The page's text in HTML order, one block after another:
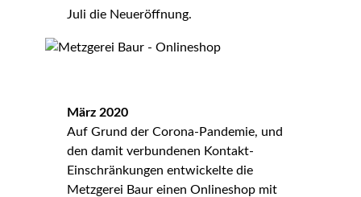
Juli die Neueröffnung.
März 2020
Auf Grund der Corona-Pandemie, und
den damit verbundenen Kontakt-
Einschränkungen entwickelte die
Metzgerei Baur einen Onlineshop mit